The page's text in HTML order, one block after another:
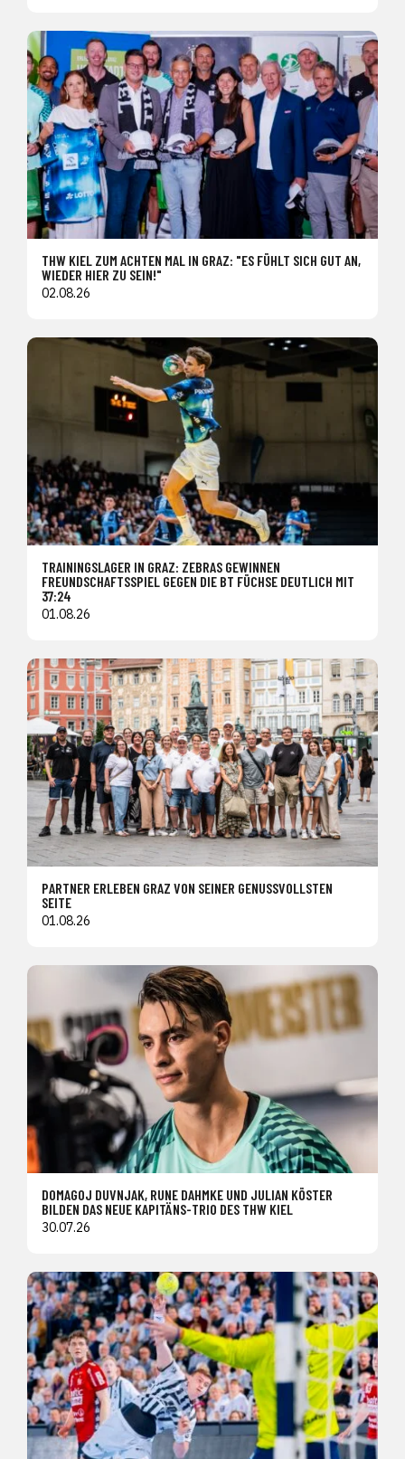
THW KIEL ZUM ACHTEN MAL IN GRAZ: "ES FÜHLT SICH GUT AN,
WIEDER HIER ZU SEIN!"
02.08.26
TRAININGSLAGER IN GRAZ: ZEBRAS GEWINNEN
FREUNDSCHAFTSSPIEL GEGEN DIE BT FÜCHSE DEUTLICH MIT
37:24
01.08.26
PARTNER ERLEBEN GRAZ VON SEINER GENUSSVOLLSTEN
SEITE
01.08.26
DOMAGOJ DUVNJAK, RUNE DAHMKE UND JULIAN KÖSTER
BILDEN DAS NEUE KAPITÄNS-TRIO DES THW KIEL
30.07.26